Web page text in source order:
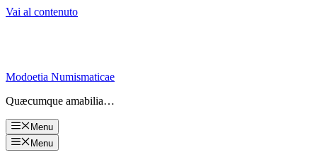
Vai al contenuto
Modoetia Numismaticae
Quæcumque amabilia…
Menu
Menu